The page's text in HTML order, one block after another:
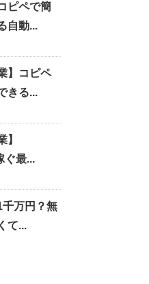
ピペで簡
自動...
】コピペ
きる...
】
ぐ最...
万円？無
て...